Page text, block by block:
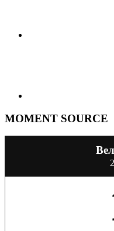
MOMENT SOURCE